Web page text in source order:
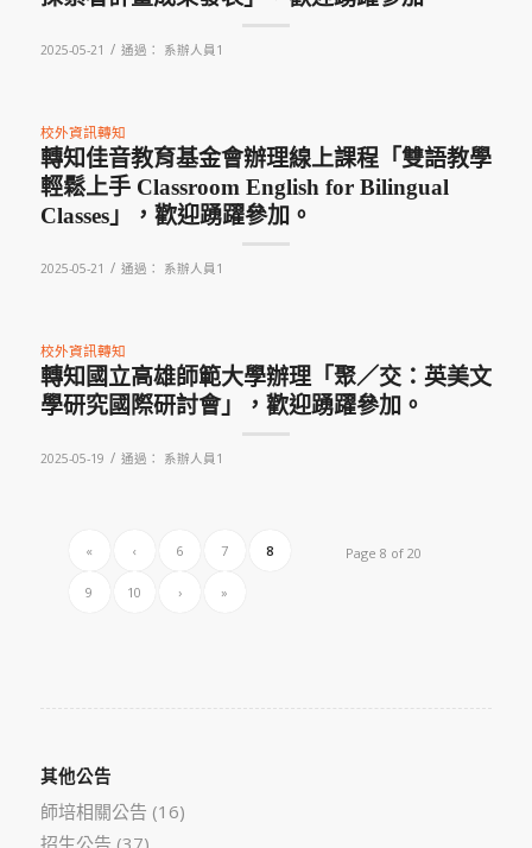
2025-05-21 / 通過： 系辦人員1
校外資訊轉知
轉知佳音教育基金會辦理線上課程「雙語教學
輕鬆上手 Classroom English for Bilingual
Classes」，歡迎踴躍參加。
2025-05-21 / 通過： 系辦人員1
校外資訊轉知
轉知國立高雄師範大學辦理「聚／交：英美文
學研究國際研討會」，歡迎踴躍參加。
2025-05-19 / 通過： 系辦人員1
Page 8 of 20
« ‹ 6 7 8
9 10 › »
其他公告
師培相關公告 (16)